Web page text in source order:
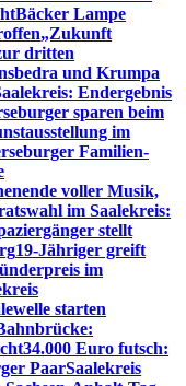
Bäcker Lampe
„Zukunft
dritten
und Krumpa
Endergebnis
sparen beim
im
Familien-
voller Musik,
im Saalekreis:
stellt
19-Jähriger greift
im
starten
34.000 Euro futsch:
PaarSaalekreis